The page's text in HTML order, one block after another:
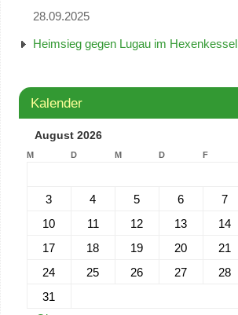
28.09.2025
Heimsieg gegen Lugau im Hexenkessel
Kalender
August 2026
M D M D F
3
4 5 6 7
10
11 12 13 14
17
18 19 20 21
24
25 26 27 28
31